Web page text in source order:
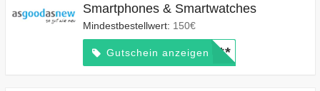
Smartphones & Smartwatches
Mindestbestellwert: 150€
Gutschein anzeigen*****